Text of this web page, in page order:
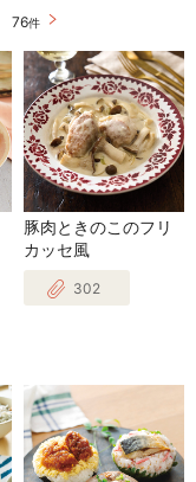
76件
豚肉ときのこのフリ
カッセ風
302